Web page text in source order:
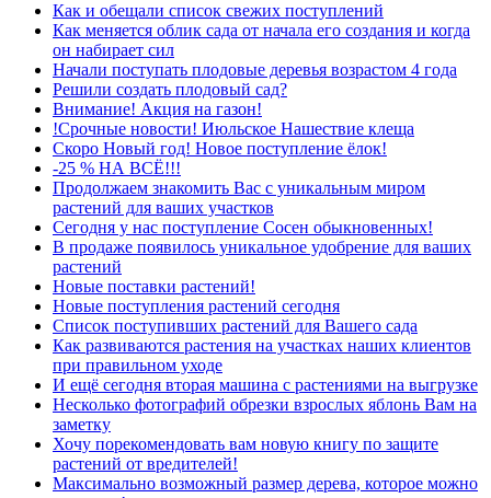
Как и обещали список свежих поступлений
Как меняется облик сада от начала его создания и когда
он набирает сил
Начали поступать плодовые деревья возрастом 4 года
Решили создать плодовый сад?
Внимание! Акция на газон!
!Срочные новости! Июльское Нашествие клеща
Скоро Новый год! Новое поступление ёлок!
-25 % НА ВСЁ!!!
Продолжаем знакомить Вас с уникальным миром
растений для ваших участков
Сегодня у нас поступление Сосен обыкновенных!
В продаже появилось уникальное удобрение для ваших
растений
Новые поставки растений!
Новые поступления растений сегодня
Список поступивших растений для Вашего сада
Как развиваются растения на участках наших клиентов
при правильном уходе
И ещё сегодня вторая машина с растениями на выгрузке
Несколько фотографий обрезки взрослых яблонь Вам на
заметку
Хочу порекомендовать вам новую книгу по защите
растений от вредителей!
Максимально возможный размер дерева, которое можно